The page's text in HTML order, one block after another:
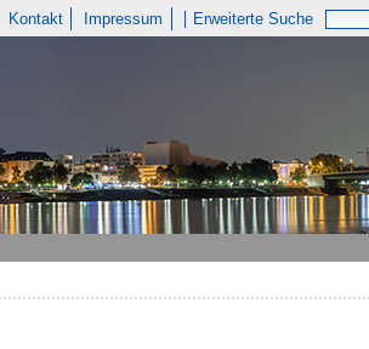
Kontakt Impressum Erweiterte Suche